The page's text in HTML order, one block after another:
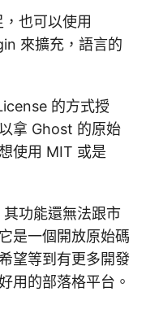
也可以使用
來擴充，語言的
的方式授
拿 Ghost 的原始
使用 MIT 或是
功能還無法跟市
是一個開放原始碼
望等到有更多開發
用的部落格平台。